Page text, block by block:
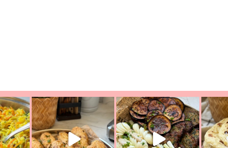
בפ
הימים, חשבתי מה לחדש לכם ונראה
אורז יצירתי לתשעת הימים ולכבוד שבת קודשלמתכון
פיצה של תשעת הימים ולמה היא נקראת